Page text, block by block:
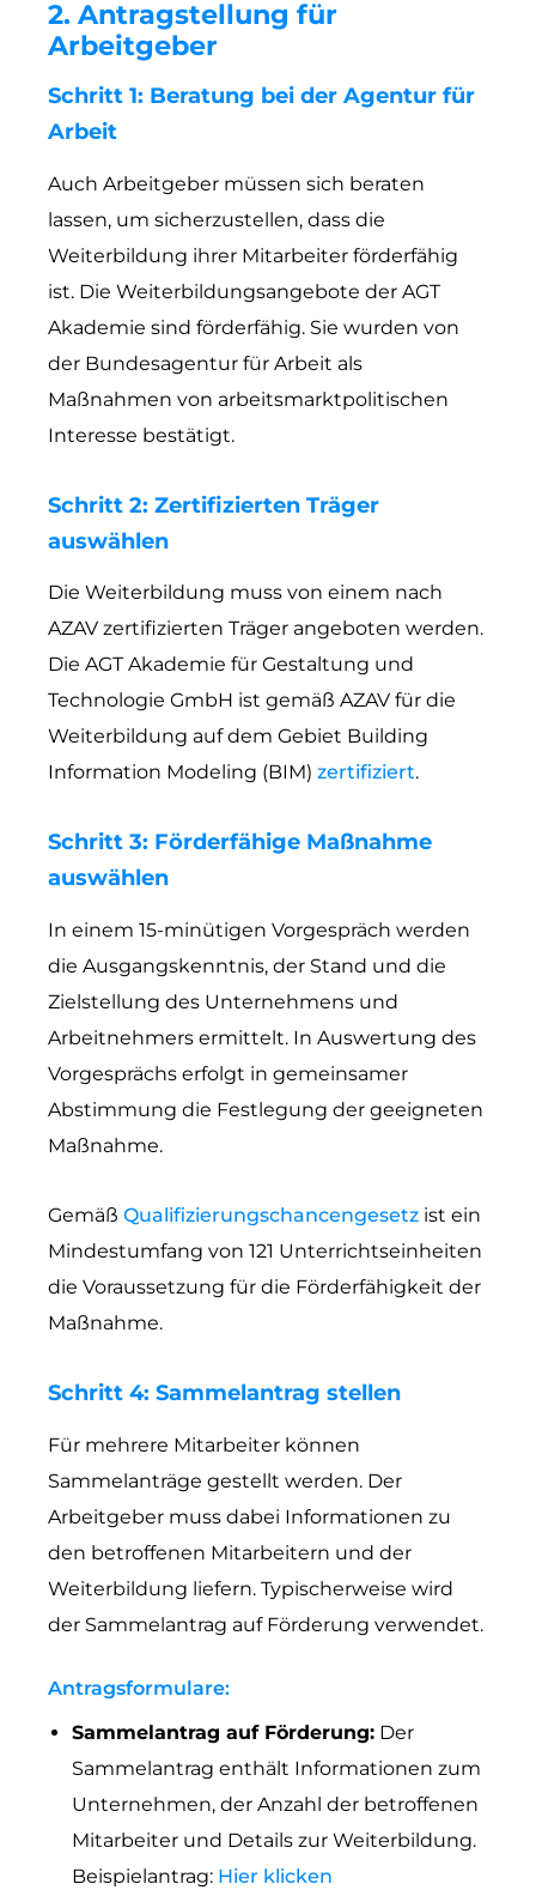
2. Antragstellung für
Arbeitgeber
Schritt 1: Beratung bei der Agentur für
Arbeit
Auch Arbeitgeber müssen sich beraten
lassen, um sicherzustellen, dass die
Weiterbildung ihrer Mitarbeiter förderfähig
ist. Die Weiterbildungsangebote der AGT
Akademie sind förderfähig. Sie wurden von
der Bundesagentur für Arbeit als
Maßnahmen von arbeitsmarktpolitischen
Interesse bestätigt.
Schritt 2: Zertifizierten Träger
auswählen
Die Weiterbildung muss von einem nach
AZAV zertifizierten Träger angeboten werden.
Die AGT Akademie für Gestaltung und
Technologie GmbH ist gemäß AZAV für die
Weiterbildung auf dem Gebiet Building
Information Modeling (BIM) zertifiziert.
Schritt 3: Förderfähige Maßnahme
auswählen
In einem 15-minütigen Vorgespräch werden
die Ausgangskenntnis, der Stand und die
Zielstellung des Unternehmens und
Arbeitnehmers ermittelt. In Auswertung des
Vorgesprächs erfolgt in gemeinsamer
Abstimmung die Festlegung der geeigneten
Maßnahme.
Gemäß Qualifizierungschancengesetz ist ein
Mindestumfang von 121 Unterrichtseinheiten
die Voraussetzung für die Förderfähigkeit der
Maßnahme.
Schritt 4: Sammelantrag stellen
Für mehrere Mitarbeiter können
Sammelanträge gestellt werden. Der
Arbeitgeber muss dabei Informationen zu
den betroffenen Mitarbeitern und der
Weiterbildung liefern. Typischerweise wird
der Sammelantrag auf Förderung verwendet.
Antragsformulare:
Sammelantrag auf Förderung: Der
Sammelantrag enthält Informationen zum
Unternehmen, der Anzahl der betroffenen
Mitarbeiter und Details zur Weiterbildung.
Beispielantrag: Hier klicken